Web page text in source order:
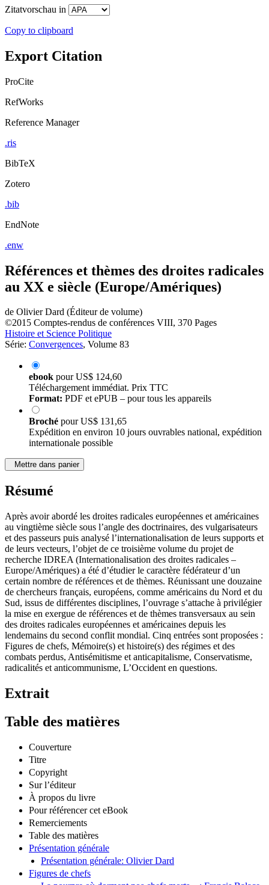
Zitatvorschau in
Copy to clipboard
Export Citation
ProCite
RefWorks
Reference Manager
.ris
BibTeX
Zotero
.bib
EndNote
.enw
Références et thèmes des droites radicales
au XX e siècle (Europe/Amériques)
de Olivier Dard (Éditeur de volume)
©2015 Comptes-rendus de conférences VIII, 370 Pages
Histoire et Science Politique
Série: Convergences, Volume 83
ebook pourUS$ 124,60
Téléchargement immédiat. Prix TTC
Format: PDF et ePUB – pour tous les appareils
Broché pourUS$ 131,65
Expédition en environ 10 jours ouvrables national, expédition
internationale possible
Mettre dans panier
Résumé
Après avoir abordé les droites radicales européennes et américaines
au vingtième siècle sous l’angle des doctrinaires, des vulgarisateurs
et des passeurs puis analysé l’internationalisation de leurs supports et
de leurs vecteurs, l’objet de ce troisième volume du projet de
recherche IDREA (Internationalisation des droites radicales –
Europe/Amériques) a été d’étudier le caractère fédérateur d’un
certain nombre de références et de thèmes. Réunissant une douzaine
de chercheurs français, européens, comme américains du Nord et du
Sud, issus de différentes disciplines, l’ouvrage s’attache à privilégier
la mise en exergue de références et de thèmes transversaux au sein
des droites radicales européennes et américaines depuis les
lendemains du second conflit mondial. Cinq entrées sont proposées :
Figures de chefs, Mémoire(s) et histoire(s) des régimes et des
combats perdus, Antisémitisme et anticapitalisme, Conservatisme,
radicalités et anticommunisme, L’Occident en questions.
Extrait
Table des matières
Couverture
Titre
Copyright
Sur l’éditeur
À propos du livre
Pour référencer cet eBook
Remerciements
Table des matières
Présentation générale
Présentation générale: Olivier Dard
Figures de chefs